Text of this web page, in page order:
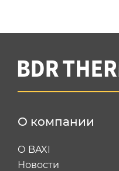
О компании
О BAXI
Новости